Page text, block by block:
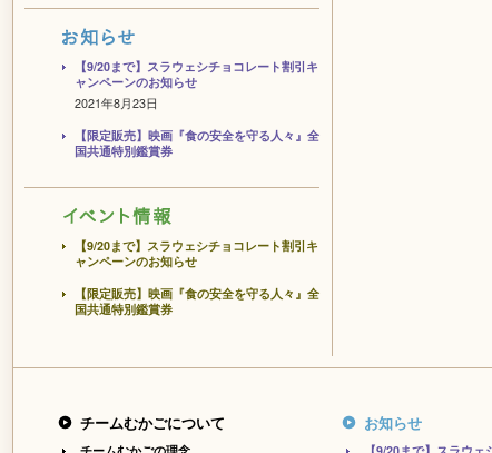
【9/20まで】スラウェシチョコレート割引キ
ャンペーンのお知らせ
2021年8月23日
【限定販売】映画『食の安全を守る人々』全
国共通特別鑑賞券
【9/20まで】スラウェシチョコレート割引キ
ャンペーンのお知らせ
【限定販売】映画『食の安全を守る人々』全
国共通特別鑑賞券
チームむかごについて お知らせ